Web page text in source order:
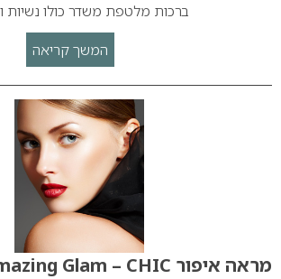
ברכות מלטפת משדר כולו נשיות
המשך קריאה